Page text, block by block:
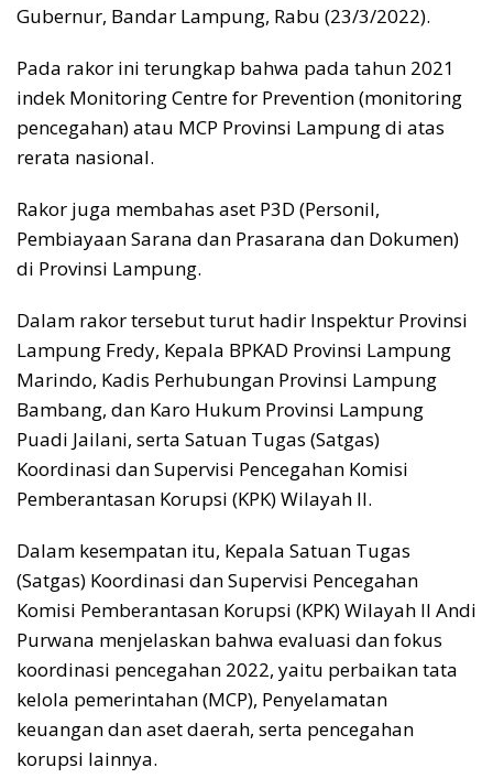
Gubernur, Bandar Lampung, Rabu (23/3/2022).
Pada rakor ini terungkap bahwa pada tahun 2021
indek Monitoring Centre for Prevention (monitoring
pencegahan) atau MCP Provinsi Lampung di atas
rerata nasional.
Rakor juga membahas aset P3D (Personil,
Pembiayaan Sarana dan Prasarana dan Dokumen)
di Provinsi Lampung.
Dalam rakor tersebut turut hadir Inspektur Provinsi
Lampung Fredy, Kepala BPKAD Provinsi Lampung
Marindo, Kadis Perhubungan Provinsi Lampung
Bambang, dan Karo Hukum Provinsi Lampung
Puadi Jailani, serta Satuan Tugas (Satgas)
Koordinasi dan Supervisi Pencegahan Komisi
Pemberantasan Korupsi (KPK) Wilayah II.
Dalam kesempatan itu, Kepala Satuan Tugas
(Satgas) Koordinasi dan Supervisi Pencegahan
Komisi Pemberantasan Korupsi (KPK) Wilayah II Andi
Purwana menjelaskan bahwa evaluasi dan fokus
koordinasi pencegahan 2022, yaitu perbaikan tata
kelola pemerintahan (MCP), Penyelamatan
keuangan dan aset daerah, serta pencegahan
korupsi lainnya.